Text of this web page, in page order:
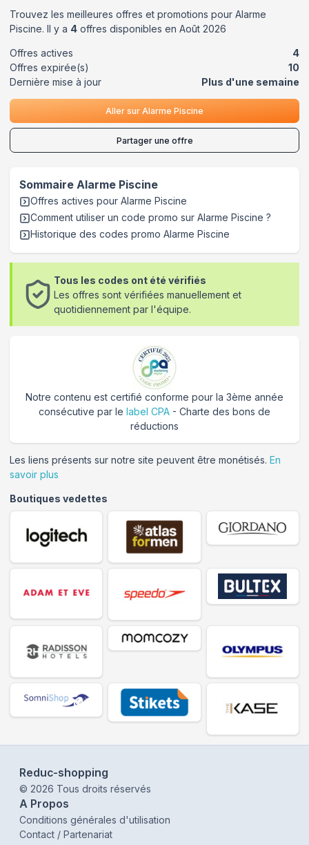
Trouvez les meilleures offres et promotions pour Alarme
Piscine. Il y a 4 offres disponibles en Août 2026
Offres actives
4
Offres expirée(s)
10
Dernière mise à jour
Plus d'une semaine
Aller sur Alarme Piscine
Partager une offre
Sommaire Alarme Piscine
Offres actives pour Alarme Piscine
Comment utiliser un code promo sur Alarme Piscine ?
Historique des codes promo Alarme Piscine
Tous les codes ont été vérifiés
Les offres sont vérifiées manuellement et
quotidiennement par l'équipe.
Notre contenu est certifié conforme pour la 3ème année
consécutive par le label CPA - Charte des bons de
réductions
Les liens présents sur notre site peuvent être monétisés. En
savoir plus
Boutiques vedettes
Reduc-shopping
© 2026 Tous droits réservés
A Propos
Conditions générales d'utilisation
Contact / Partenariat